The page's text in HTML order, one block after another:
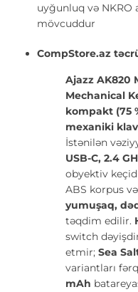
uyğunluq və NKRO
mövcuddur
CompStore.az
Ajazz AK820
Mechanical
kompakt (75
mexaniki
İstənilən
USB-C, 2.4
obyektiv
ABS korpus
yumuşaq,
təqdim edilir.
switch
etmir;Sea
variantları
mAh